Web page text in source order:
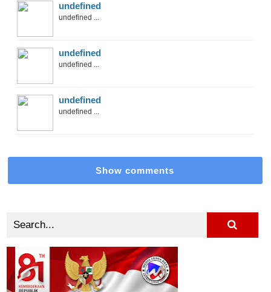
undefined
undefined ...
undefined
undefined ...
undefined
undefined ...
Show comments